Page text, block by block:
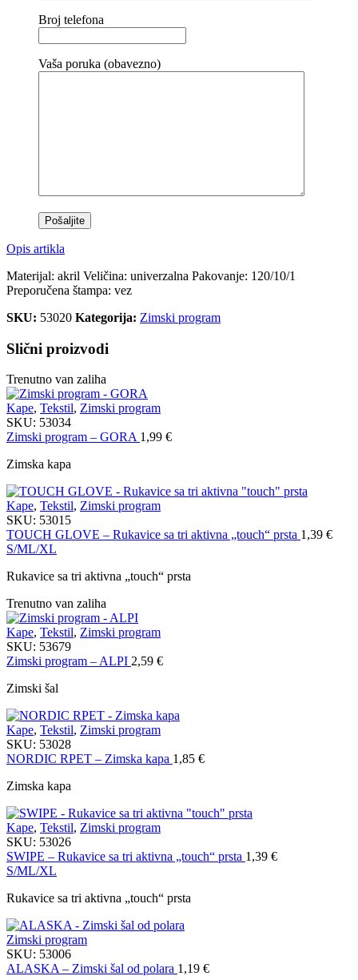
Broj telefona
Vaša poruka (obavezno)
Opis artikla
Materijal: akril Veličina: univerzalna Pakovanje: 120/10/1
Preporučena štampa: vez
SKU: 53020 Kategorija: Zimski program
Slični proizvodi
Trenutno van zaliha
Kape, Tekstil, Zimski program
SKU: 53034
Zimski program – GORA 1,99 €
Zimska kapa
Kape, Tekstil, Zimski program
SKU: 53015
TOUCH GLOVE – Rukavice sa tri aktivna „touch“ prsta 1,39 €
S/ML/XL
Rukavice sa tri aktivna „touch“ prsta
Trenutno van zaliha
Kape, Tekstil, Zimski program
SKU: 53679
Zimski program – ALPI 2,59 €
Zimski šal
Kape, Tekstil, Zimski program
SKU: 53028
NORDIC RPET – Zimska kapa 1,85 €
Zimska kapa
Kape, Tekstil, Zimski program
SKU: 53026
SWIPE – Rukavice sa tri aktivna „touch“ prsta 1,39 €
S/ML/XL
Rukavice sa tri aktivna „touch“ prsta
Zimski program
SKU: 53006
ALASKA – Zimski šal od polara 1,19 €